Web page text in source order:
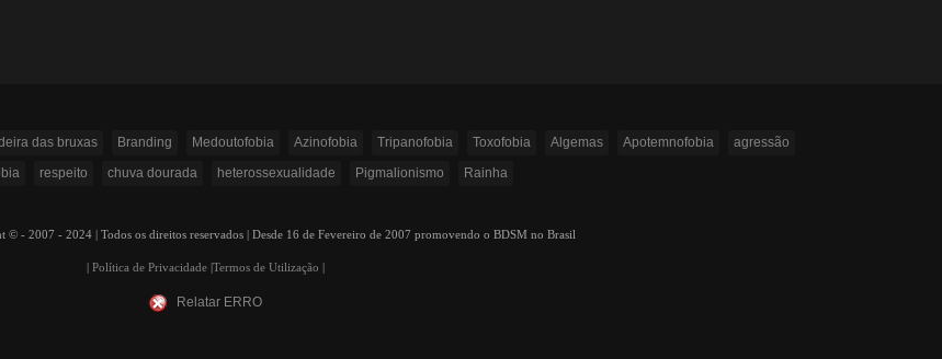
das bruxas Branding Medoutofobia Azinofobia Tripanofobia Toxofobia Algemas Apotemnofobia
agressão
respeito chuva dourada heterossexualidade Pigmalionismo Rainha
© - 2007 - 2024 | Todos os direitos reservados | Desde 16 de Fevereiro de 2007 promovendo o BDSM no Brasil
Política de Privacidade| Termos de Utilização
Relatar ERRO